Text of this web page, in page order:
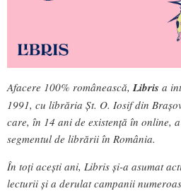
Afacere 100% românească, Libris a
1991, cu librăria Șt. O. Iosif din
care, în 14 ani de existență în online,
segmentul de librării în România.
În toți acești ani, Libris și-a asumat
lecturii și a derulat campanii